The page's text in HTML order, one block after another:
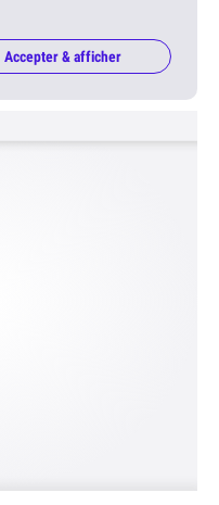
Accepter & afficher